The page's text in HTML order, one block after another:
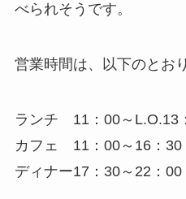
べられそうです。
営業時間は、以下のとおり
ランチ 11：00～L.O.13
カフェ 11：00～16：30
ディナー17：30～22：